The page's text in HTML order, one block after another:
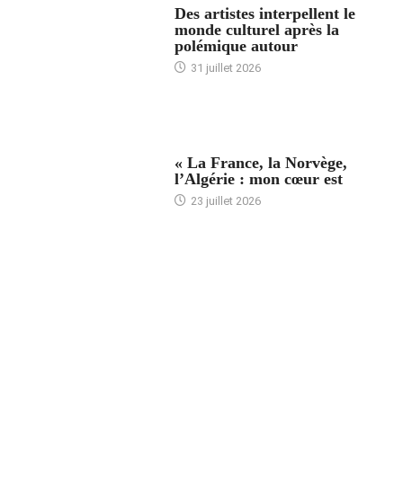
Des artistes interpellent le
monde culturel après la
polémique autour
31 juillet 2026
« La France, la Norvège,
l’Algérie : mon cœur est
23 juillet 2026